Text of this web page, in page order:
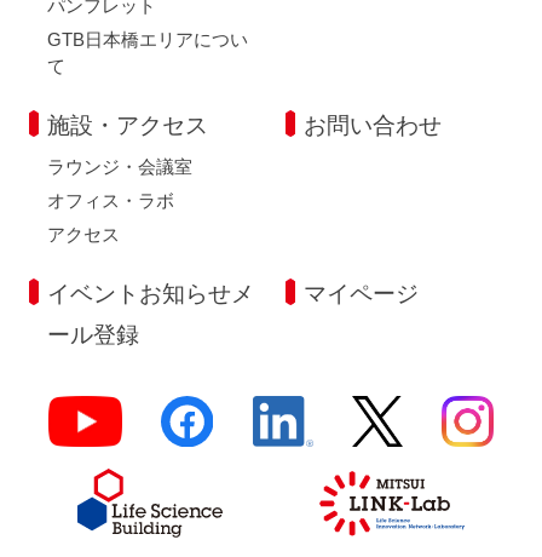
パンフレット
GTB日本橋エリアについ
て
施設・アクセス
ラウンジ・会議室
オフィス・ラボ
アクセス
お問い合わせ
イベントお知らせメ
ール登録
マイページ